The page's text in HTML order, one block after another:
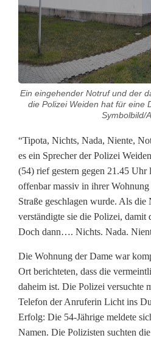
h
a
t
N
h
s
p
i
l
Ein eingehender Notruf und der
die Polizei Weiden hat für eine
Symbolbild/
“Tipota, Nichts, Nada, Niente,
es ein Sprecher der Polizei
(54) rief gestern gegen 21.45 Uhr
offenbar massiv in ihrer
Straße geschlagen wurde. Als die
verständigte sie die Polizei, damit
Doch dann…. Nichts. Nada.
Die Wohnung der Dame war
Ort berichteten, dass die
daheim ist. Die Polizei versuchte
Telefon der Anruferin Licht ins
Erfolg: Die 54-Jährige meldete
Namen. Die Polizisten suchten